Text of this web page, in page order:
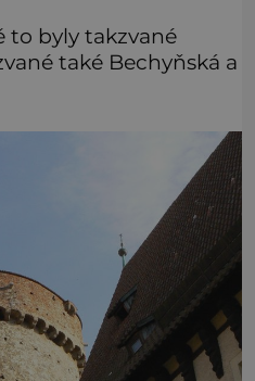
to byly takzvané
také Bechyňská a